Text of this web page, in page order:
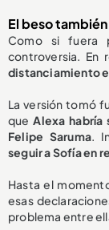
El beso
Como si fuera
controversia. En
distanciamiento
La versión tomó
queAlexa
Felipe Saruma.
seguir a Sofía en
Hasta el
esas
problema entre